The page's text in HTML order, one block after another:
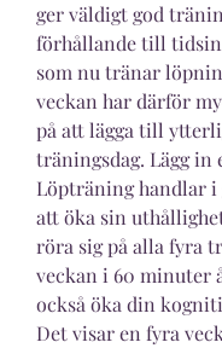
ger väldigt god
förhållande till
som nu tränar
veckan har därför
på att lägga till
träningsdag. Lägg in
Löpträning handlar i
att öka sin
röra sig på alla fyra
veckan i 60 minuter
också öka din
Det visar en fyra